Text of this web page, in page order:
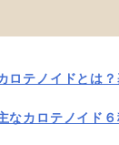
ロテノイドとは
なカロテノイド